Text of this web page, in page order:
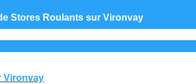
Stores Roulants sur Vironvay
Vironvay